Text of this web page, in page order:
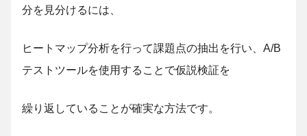
分を見分けるには、
ヒートマップ分析を行って課題点の抽出を行い、A/B
テストツールを使用することで仮説検証を
繰り返していることが確実な方法です。